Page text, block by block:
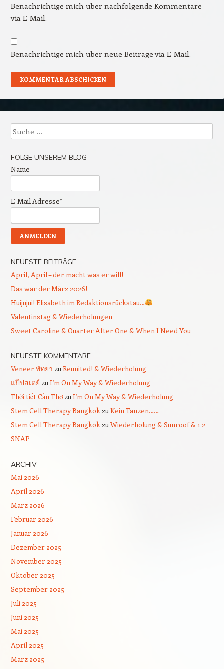
Benachrichtige mich über nachfolgende Kommentare
via E-Mail.
Benachrichtige mich über neue Beiträge via E-Mail.
Suche
FOLGE UNSEREM BLOG
Name
E-Mail Adresse*
NEUESTE BEITRÄGE
April, April – der macht was er will!
Das war der März 2026!
Huijujui! Elisabeth im Redaktionsrückstau…
Valentinstag & Wiederholungen
Sweet Caroline & Quarter After One & When I Need You
NEUESTE KOMMENTARE
Veneer พัทยา zu Reunited! & Wiederholung
แป๊ปสเตย์ zu I’m On My Way & Wiederholung
Thời tiết Cần Thơzu I’m On My Way & Wiederholung
Stem Cell Therapy Bangkok zu Kein Tanzen……
Stem Cell Therapy Bangkok zu Wiederholung & Sunroof & 1 2
SNAP
ARCHIV
Mai 2026
April 2026
März 2026
Februar 2026
Januar 2026
Dezember 2025
November 2025
Oktober 2025
September 2025
Juli 2025
Juni 2025
Mai 2025
April 2025
März 2025